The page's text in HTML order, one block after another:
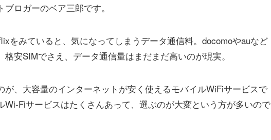
ロガーのベア三郎です。
をみていると、気になってしまうデータ通信料。docomoやauなど
安SIMでさえ、データ通信量はまだまだ高いのが現実。
が、大容量のインターネットが安く使えるモバイルWiFiサービスで
Wi-Fiサービスはたくさんあって、選ぶのが大変という方が多いので